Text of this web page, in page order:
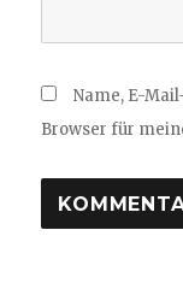
Name, E-
Browser für